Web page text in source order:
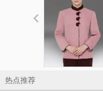
热点推荐